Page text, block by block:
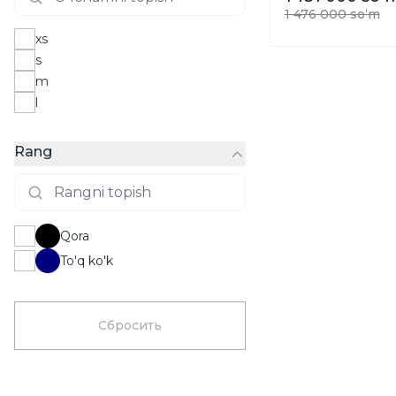
xs
s
m
l
Rang
Qora
To'q ko'k
Сбросить
1 476 000 soʻm